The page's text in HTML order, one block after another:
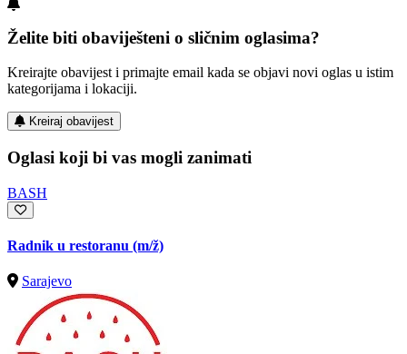
Želite biti obaviješteni o sličnim oglasima?
Kreirajte obavijest i primajte email kada se objavi novi oglas u istim
kategorijama i lokaciji.
Kreiraj obavijest
Oglasi koji bi vas mogli zanimati
BASH
Radnik u restoranu (m/ž)
Sarajevo